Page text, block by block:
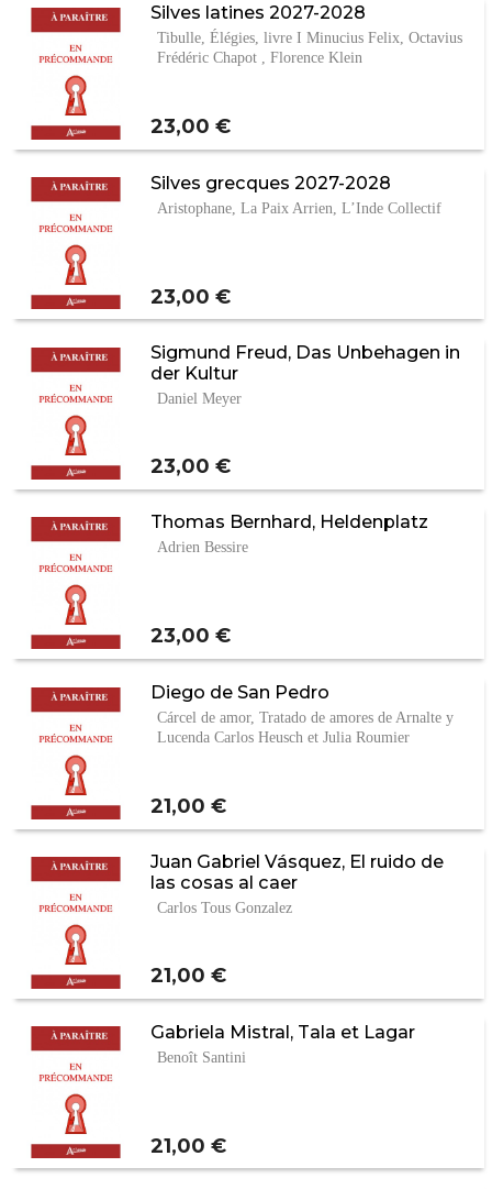
Silves latines 2027-2028
Tibulle, Élégies, livre I Minucius Felix, Octavius
Frédéric Chapot , Florence Klein
Prix
23,00 €
Silves grecques 2027-2028
Aristophane, La Paix Arrien, L’Inde Collectif
Prix
23,00 €
Sigmund Freud, Das Unbehagen in
der Kultur
Daniel Meyer
Prix
23,00 €
Thomas Bernhard, Heldenplatz
Adrien Bessire
Prix
23,00 €
Diego de San Pedro
Cárcel de amor, Tratado de amores de Arnalte y
Lucenda Carlos Heusch et Julia Roumier
Prix
21,00 €
Juan Gabriel Vásquez, El ruido de
las cosas al caer
Carlos Tous Gonzalez
Prix
21,00 €
Gabriela Mistral, Tala et Lagar
Benoît Santini
Prix
21,00 €